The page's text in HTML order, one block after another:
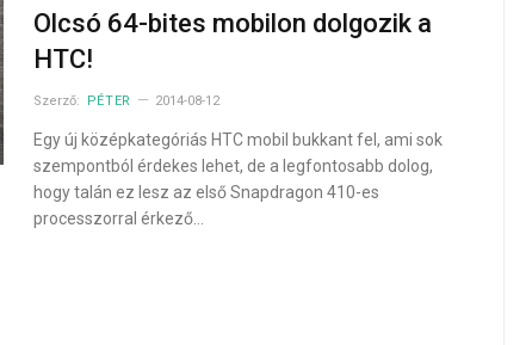
Olcsó 64-bites mobilon dolgozik a
HTC!
Szerző: PÉTER 2014-08-12
Egy új középkategóriás HTC mobil bukkant fel, ami sok
szempontból érdekes lehet, de a legfontosabb dolog,
hogy talán ez lesz az első Snapdragon 410-es
processzorral érkező…